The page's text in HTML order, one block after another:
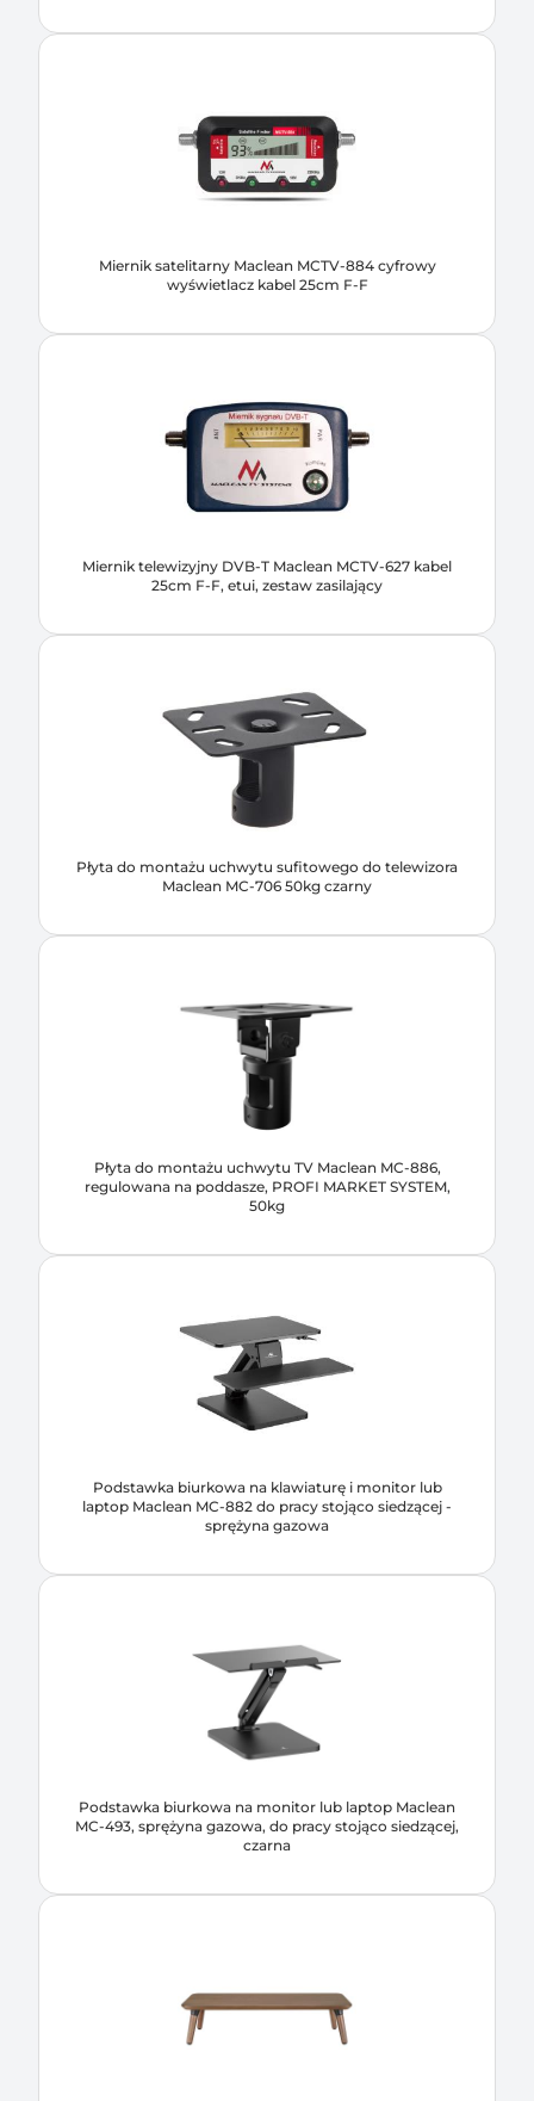
Miernik satelitarny Maclean MCTV-884 cyfrowy
wyświetlacz kabel 25cm F-F
Miernik telewizyjny DVB-T Maclean MCTV-627 kabel
25cm F-F, etui, zestaw zasilający
Płyta do montażu uchwytu sufitowego do telewizora
Maclean MC-706 50kg czarny
Płyta do montażu uchwytu TV Maclean MC-886,
regulowana na poddasze, PROFI MARKET SYSTEM,
50kg
Podstawka biurkowa na klawiaturę i monitor lub
laptop Maclean MC-882 do pracy stojąco siedzącej -
sprężyna gazowa
Podstawka biurkowa na monitor lub laptop Maclean
MC-493, sprężyna gazowa, do pracy stojąco siedzącej,
czarna